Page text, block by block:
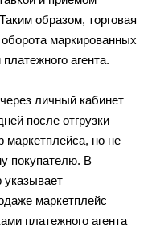
образом, торговая
маркированных
агента.
личный кабинет
после отгрузки
маркетплейса, но не
покупателю. В
маркетплейс
платежного агента